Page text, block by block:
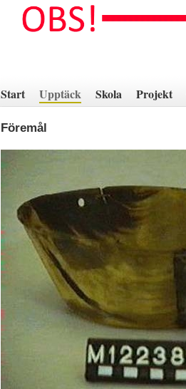
innehåll
Start Upptäck Skola Projekt
Föremål